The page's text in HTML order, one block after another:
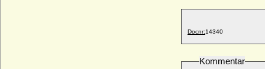
Docnr:14340
Kommentar